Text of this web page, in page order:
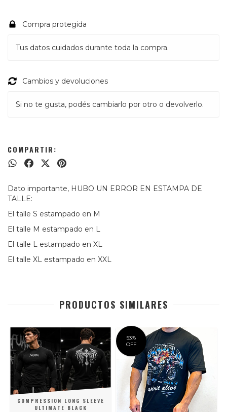
Compra protegida
Tus datos cuidados durante toda la compra.
Cambios y devoluciones
Si no te gusta, podés cambiarlo por otro o devolverlo.
COMPARTIR:
Dato importante, HUBO UN ERROR EN ESTAMPA DE
TALLE:
El talle S estampado en M
El talle M estampado en L
El talle L estampado en XL
El talle XL estampado en XXL
PRODUCTOS SIMILARES
COMPRESSION LONG SLEEVE
ULTIMATE BLACK
53%
OFF